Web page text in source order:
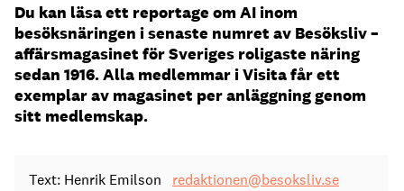
Du kan läsa ett reportage om AI inom
besöksnäringen i senaste numret av Besöksliv –
affärsmagasinet för Sveriges roligaste näring
sedan 1916. Alla medlemmar i Visita får ett
exemplar av magasinet per anläggning genom
sitt medlemskap.
Text: Henrik Emilson redaktionen@besoksliv.se